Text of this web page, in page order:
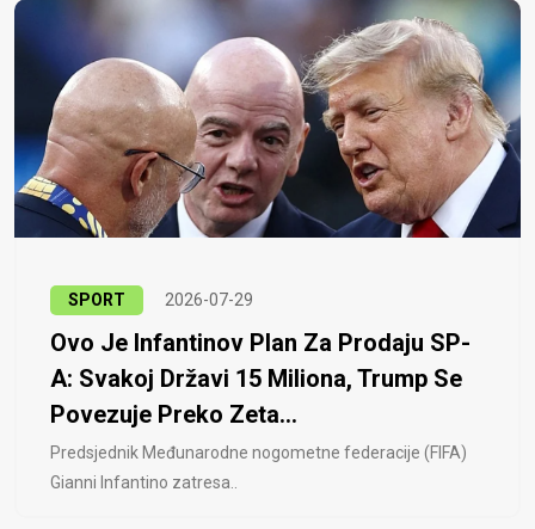
SPORT 2026-07-29
Ovo Je Infantinov Plan Za Prodaju SP-
A: Svakoj Državi 15 Miliona, Trump Se
Povezuje Preko Zeta...
Predsjednik Međunarodne nogometne federacije (FIFA)
Gianni Infantino zatresa..